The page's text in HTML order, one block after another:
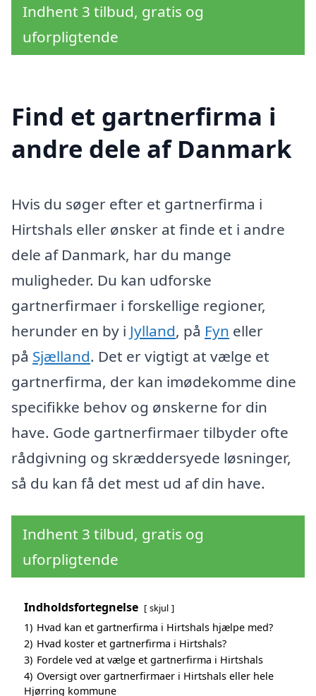
Indhent 3 tilbud, gratis og
uforpligtende
Find et gartnerfirma i
andre dele af Danmark
Hvis du søger efter et gartnerfirma i
Hirtshals eller ønsker at finde et i andre
dele af Danmark, har du mange
muligheder. Du kan udforske
gartnerfirmaer i forskellige regioner,
herunder en by i Jylland, på Fyn eller
på Sjælland. Det er vigtigt at vælge et
gartnerfirma, der kan imødekomme dine
specifikke behov og ønskerne for din
have. Gode gartnerfirmaer tilbyder ofte
rådgivning og skræddersyede løsninger,
så du kan få det mest ud af din have.
Indhent 3 tilbud, gratis og
uforpligtende
Indholdsfortegnelse skjul
1) Hvad kan et gartnerfirma i Hirtshals hjælpe med?
2) Hvad koster et gartnerfirma i Hirtshals?
3) Fordele ved at vælge et gartnerfirma i Hirtshals
4) Oversigt over gartnerfirmaer i Hirtshals eller hele
Hjørring kommune